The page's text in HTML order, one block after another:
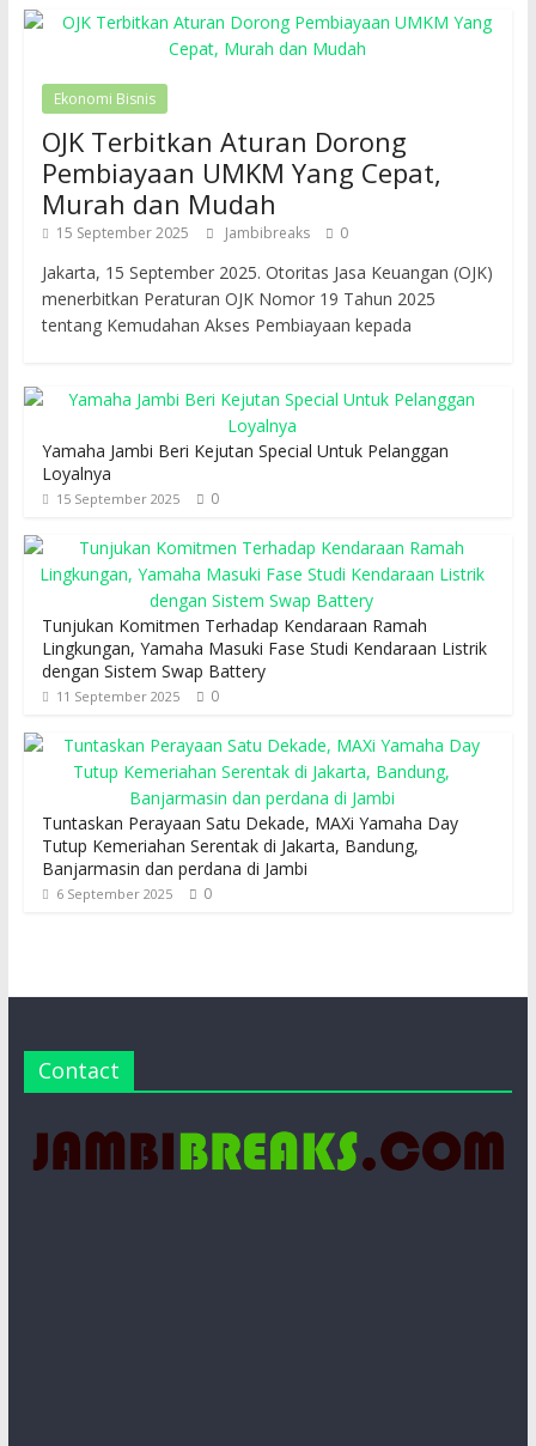
Ekonomi Bisnis
OJK Terbitkan Aturan Dorong
Pembiayaan UMKM Yang Cepat,
Murah dan Mudah
15 September 2025 Jambibreaks 0
Jakarta, 15 September 2025. Otoritas Jasa Keuangan (OJK)
menerbitkan Peraturan OJK Nomor 19 Tahun 2025
tentang Kemudahan Akses Pembiayaan kepada
Yamaha Jambi Beri Kejutan Special Untuk Pelanggan
Loyalnya
15 September 2025 0
Tunjukan Komitmen Terhadap Kendaraan Ramah
Lingkungan, Yamaha Masuki Fase Studi Kendaraan Listrik
dengan Sistem Swap Battery
11 September 2025 0
Tuntaskan Perayaan Satu Dekade, MAXi Yamaha Day
Tutup Kemeriahan Serentak di Jakarta, Bandung,
Banjarmasin dan perdana di Jambi
6 September 2025 0
Contact